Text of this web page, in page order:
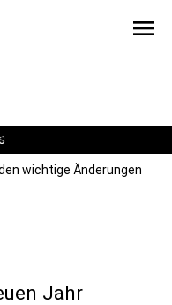
menu
wichtige Änderungen
Jahr